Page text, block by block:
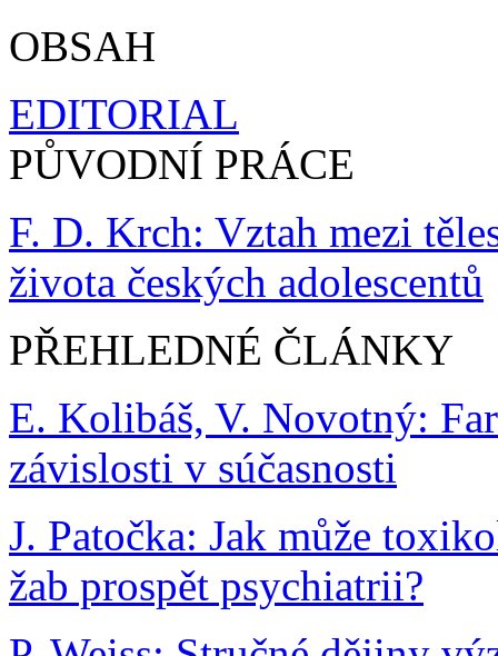
OBSAH
EDITORIAL
PŮVODNÍ PRÁCE
F. D. Krch: Vztah mezi
života českých adolescentů
PŘEHLEDNÉ ČLÁNKY
E. Kolibáš, V. Novotný:
závislosti v súčasnosti
J. Patočka: Jak může
žab prospět psychiatrii?